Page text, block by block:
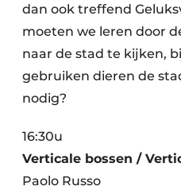
dan ook treffend
moeten we leren door
naar de stad te kijken,
gebruiken dieren de
nodig?
16:30u
Verticale bossen /
Paolo Russo